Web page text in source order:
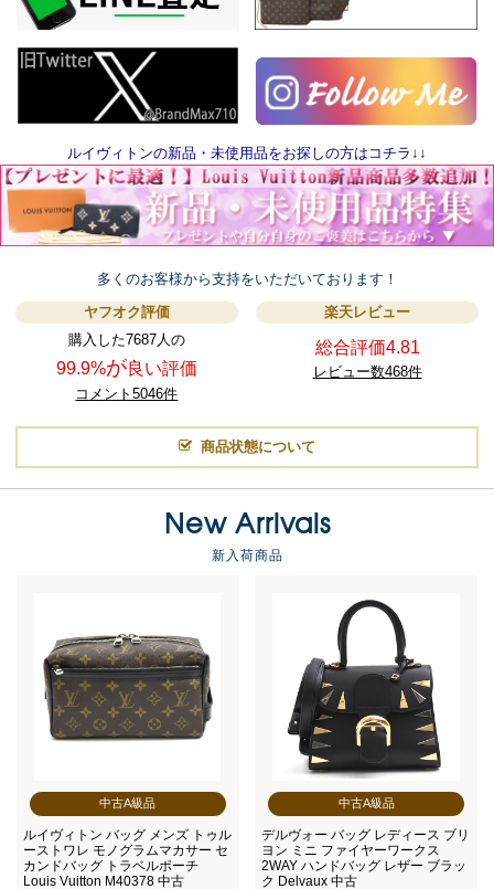
ルイヴィトンの新品・未使用品をお探しの方はコチラ↓↓
多くのお客様から支持をいただいております！
ヤフオク評価
購入した7687人の
99.9%が良い評価
コメント5046件
楽天レビュー
総合評価4.81
レビュー数468件
商品状態について
New Arrivals
新入荷商品
中古A級品
ルイヴィトン バッグ メンズ トゥル
ーストワレ モノグラムマカサー セ
カンドバッグ トラベルポーチ
Louis Vuitton M40378 中古
中古A級品
デルヴォー バッグ レディース ブリ
ヨン ミニ ファイヤーワークス
2WAY ハンドバッグ レザー ブラッ
ク Delvaux 中古